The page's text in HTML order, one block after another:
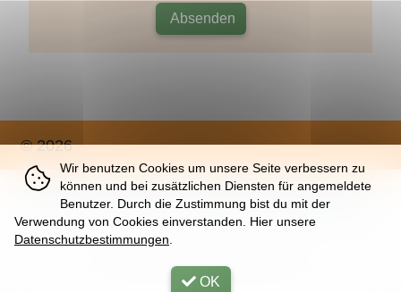
Absenden
© 2026
Über | Impressum | Nutzung | Datenschutz
Sun, 09. Aug 2026 |
Wir benutzen Cookies um unsere Seite verbessern zu
können und bei zusätzlichen Diensten für angemeldete
Benutzer. Durch die Zustimmung bist du mit der
Verwendung von Cookies einverstanden. Hier unsere
Datenschutzbestimmungen
OK